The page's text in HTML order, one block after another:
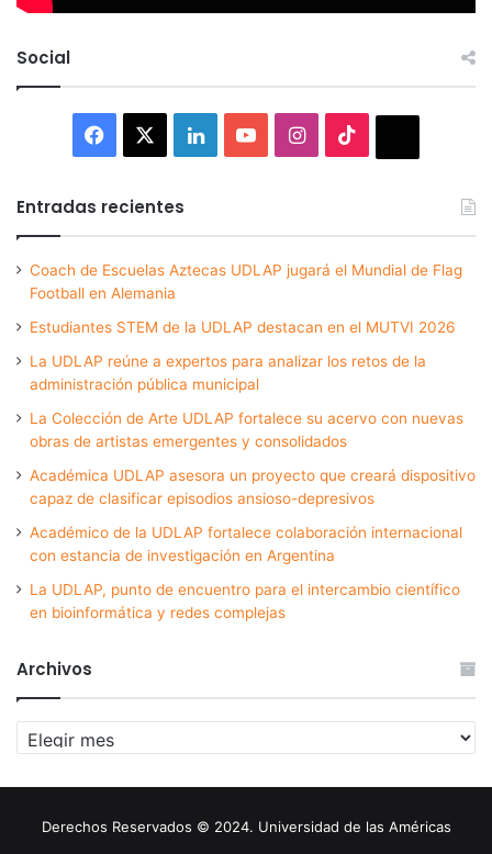
Social
Facebook LinkedInYouTubeInstagram
Entradas recientes
Coach de Escuelas Aztecas UDLAP jugará el Mundial de Flag
Football en Alemania
Estudiantes STEM de la UDLAP destacan en el MUTVI 2026
La UDLAP reúne a expertos para analizar los retos de la
administración pública municipal
La Colección de Arte UDLAP fortalece su acervo con nuevas
obras de artistas emergentes y consolidados
Académica UDLAP asesora un proyecto que creará dispositivo
capaz de clasificar episodios ansioso-depresivos
Académico de la UDLAP fortalece colaboración internacional
con estancia de investigación en Argentina
La UDLAP, punto de encuentro para el intercambio científico
en bioinformática y redes complejas
Archivos
Archivos
Derechos Reservados © 2024. Universidad de las Américas